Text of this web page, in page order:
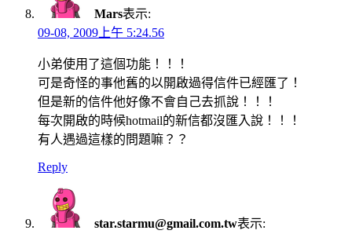
Mars表示:
09-08, 2009上午 5:24.56
小弟使用了這個功能！！！
可是奇怪的事他舊的以開啟過得信件已經匯了！
但是新的信件他好像不會自己去抓說！！！
每次開啟的時候hotmail的新信都沒匯入說！！！
有人遇過這樣的問題嘛？？
Reply
star.starmu@gmail.com.tw表示: